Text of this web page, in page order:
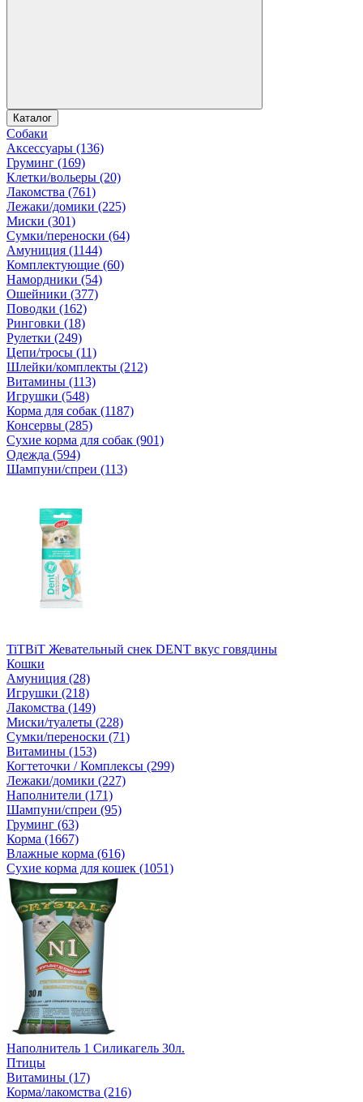
Каталог
Собаки
Аксессуары (136)
Груминг (169)
Клетки/вольеры (20)
Лакомства (761)
Лежаки/домики (225)
Миски (301)
Сумки/переноски (64)
Амуниция (1144)
Комплектующие (60)
Намордники (54)
Ошейники (377)
Поводки (162)
Ринговки (18)
Рулетки (249)
Цепи/тросы (11)
Шлейки/комплекты (212)
Витамины (113)
Игрушки (548)
Корма для собак (1187)
Консервы (285)
Сухие корма для собак (901)
Одежда (594)
Шампуни/спреи (113)
TiTBiT Жевательный снек DENT вкус говядины
Кошки
Амуниция (28)
Игрушки (218)
Лакомства (149)
Миски/туалеты (228)
Сумки/переноски (71)
Витамины (153)
Когтеточки / Комплексы (299)
Лежаки/домики (227)
Наполнители (171)
Шампуни/спреи (95)
Груминг (63)
Корма (1667)
Влажные корма (616)
Сухие корма для кошек (1051)
Наполнитель 1 Силикагель 30л.
Птицы
Витамины (17)
Корма/лакомства (216)